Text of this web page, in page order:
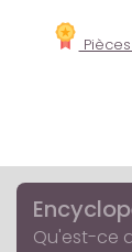
Qu'est-ce